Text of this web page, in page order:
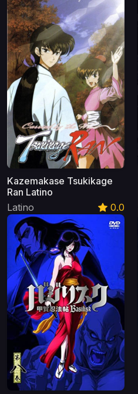
Kazemakase Tsukikage
Ran Latino
Latino
0.0